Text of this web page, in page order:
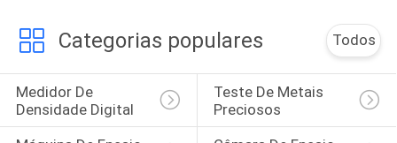
Categorias populares Todos
Medidor De
Densidade Digital
Teste De Metais
Preciosos